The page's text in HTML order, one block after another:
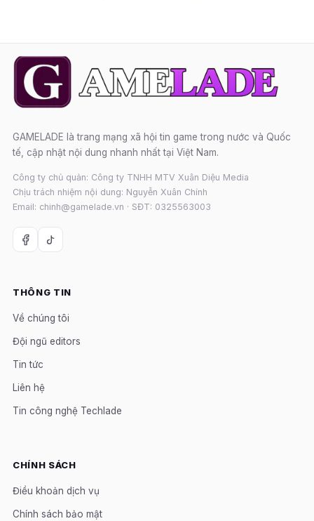
GAMELADE là trang mạng xã hội tin game trong nước và Quốc
tế, cập nhật nội dung nhanh nhất tại Việt Nam.
Công ty chủ quản: Công ty TNHH MTV Xuân Diệu Media
Chịu trách nhiệm nội dung: Nguyễn Xuân Chính
Email: chinh@gamelade.vn · SĐT: 0325563003
THÔNG TIN
Về chúng tôi
Đội ngũ editors
Tin tức
Liên hệ
Tin công nghệ Techlade
CHÍNH SÁCH
Điều khoản dịch vụ
Chính sách bảo mật